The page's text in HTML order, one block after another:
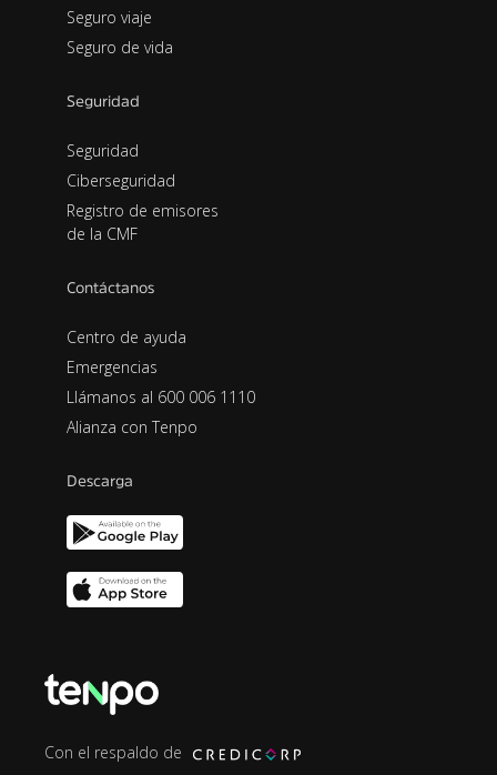
Seguro viaje
Seguro de vida
Seguridad
Seguridad
Ciberseguridad
Registro de emisores
de la CMF
Contáctanos
Centro de ayuda
Emergencias
Llámanos al 600 006 1110
Alianza con Tenpo
Descarga
Con el respaldo de